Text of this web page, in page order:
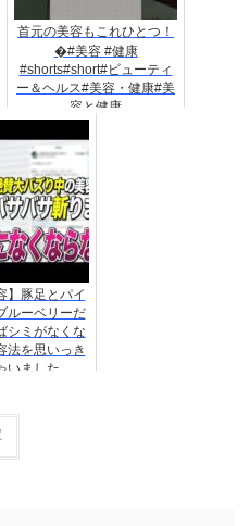
首元の美容もこれひとつ！
�#美容 #健康
#shorts#short#ビューティ
ー＆ヘルス#美容・健康#美
容と健康
】豚足とパイ
ルーベリーだ
シミがなくな
法を思いっき
いました。